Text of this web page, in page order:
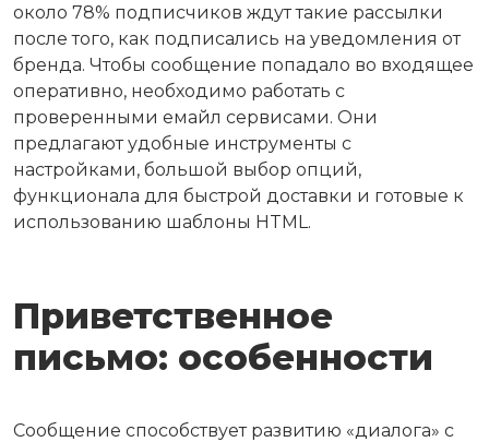
около 78% подписчиков ждут такие рассылки
после того, как подписались на уведомления от
бренда. Чтобы сообщение попадало во входящее
оперативно, необходимо работать с
проверенными емайл сервисами. Они
предлагают удобные инструменты с
настройками, большой выбор опций,
функционала для быстрой доставки и готовые к
использованию шаблоны HTML.
Приветственное
письмо: особенности
Сообщение способствует развитию «диалога» с